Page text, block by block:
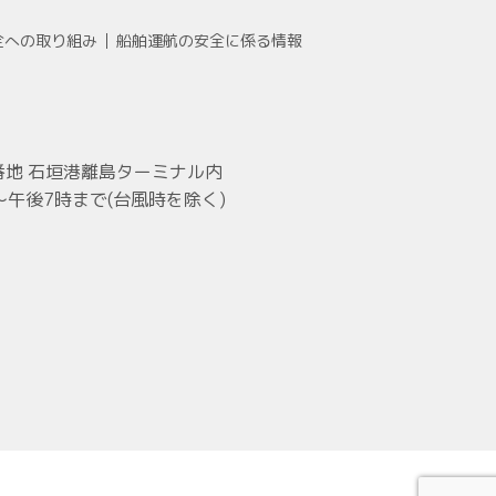
への取り組み 船舶運航の安全に係る情報
石垣港離島ターミナル内
午後7時まで(台風時を除く)